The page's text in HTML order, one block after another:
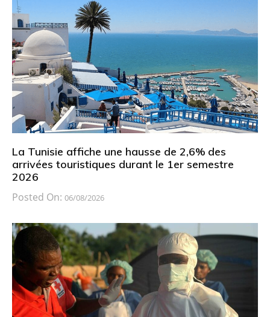
La Tunisie affiche une hausse de 2,6% des
arrivées touristiques durant le 1er semestre
2026
Posted On: 06/08/2026